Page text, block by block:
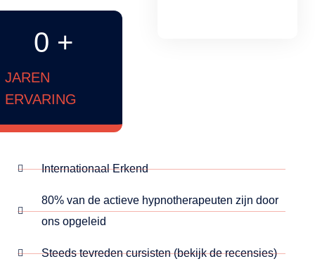
JAREN
ERVARING
0 +
Internationaal Erkend
80% van de actieve hypnotherapeuten zijn door
ons opgeleid
Steeds tevreden cursisten (bekijk de recensies)